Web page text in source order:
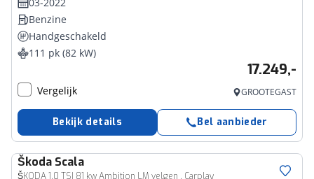
Benzine
Handgeschakeld
111 pk (82 kW)
17.249,-
Vergelijk GROOTEGAST
Bekijk details Bel aanbieder
Škoda Scala
ŠKODA 1.0 TSI 81 kw Ambition LM velgen , Carplay